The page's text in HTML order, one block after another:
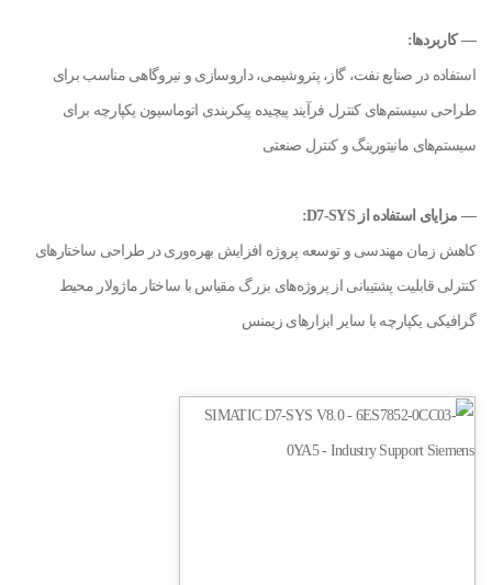
— کاربردها:
استفاده در صنایع نفت، گاز، پتروشیمی، داروسازی و نیروگاهی مناسب برای
طراحی سیستم‌های کنترل فرآیند پیچیده پیکربندی اتوماسیون یکپارچه برای
سیستم‌های مانیتورینگ و کنترل صنعتی
— مزایای استفاده از D7-SYS:
کاهش زمان مهندسی و توسعه پروژه افزایش بهره‌وری در طراحی ساختارهای
کنترلی قابلیت پشتیبانی از پروژه‌های بزرگ مقیاس با ساختار ماژولار محیط
گرافیکی یکپارچه با سایر ابزارهای زیمنس